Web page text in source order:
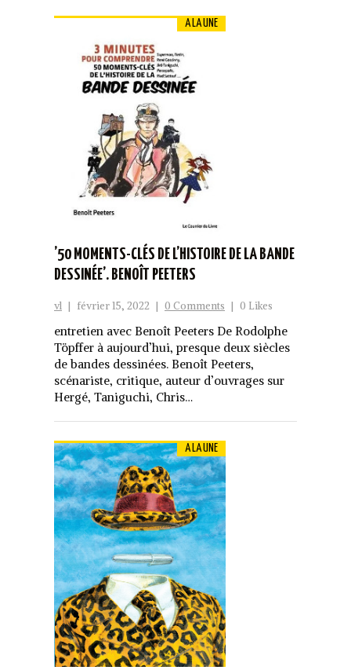
A LA UNE
’50 MOMENTS-CLÉS DE L’HISTOIRE DE LA BANDE
DESSINÉE’. BENOÎT PEETERS
vl | février 15, 2022 | 0 Comments | 0 Likes
entretien avec Benoît Peeters De Rodolphe
Töpffer à aujourd’hui, presque deux siècles
de bandes dessinées. Benoît Peeters,
scénariste, critique, auteur d’ouvrages sur
Hergé, Taniguchi, Chris…
A LA UNE